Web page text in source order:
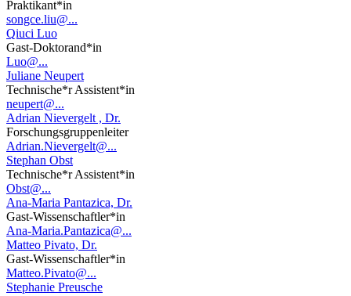
Praktikant*in
songce.liu@...
Qiuci Luo
Gast-Doktorand*in
Luo@...
Juliane Neupert
Technische*r Assistent*in
neupert@...
Adrian Nievergelt , Dr.
Forschungsgruppenleiter
Adrian.Nievergelt@...
Stephan Obst
Technische*r Assistent*in
Obst@...
Ana-Maria Pantazica, Dr.
Gast-Wissenschaftler*in
Ana-Maria.Pantazica@...
Matteo Pivato, Dr.
Gast-Wissenschaftler*in
Matteo.Pivato@...
Stephanie Preusche